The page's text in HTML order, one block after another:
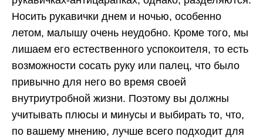
Носить рукавички днем и ночью, особенно
летом, малышу очень неудобно. Кроме того, мы
лишаем его естественного успокоителя, то есть
возможности сосать руку или палец, что было
привычно для него во время своей
внутриутробной жизни. Поэтому вы должны
учитывать плюсы и минусы и выбирать то, что,
по вашему мнению, лучше всего подходит для